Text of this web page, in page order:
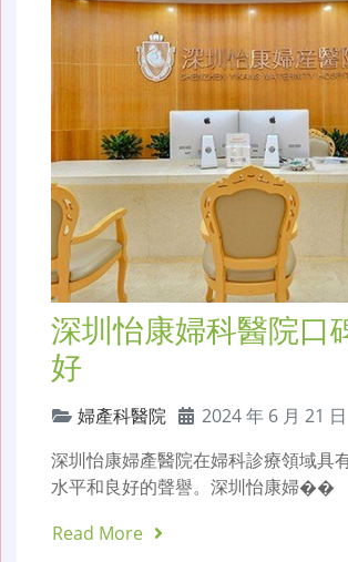
深圳怡康婦科醫院口
好
婦產科醫院 2024 年 6 月 21 日
深圳怡康婦產醫院在婦科診療領域具
水平和良好的聲譽。深圳怡康婦��
Read More